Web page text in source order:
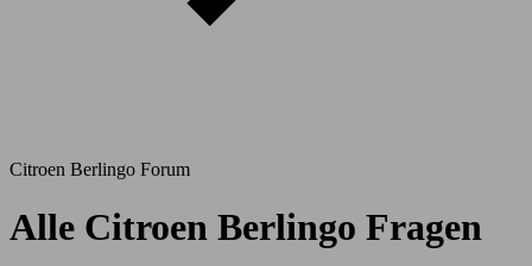
Citroen Berlingo Forum
Alle Citroen Berlingo Fragen